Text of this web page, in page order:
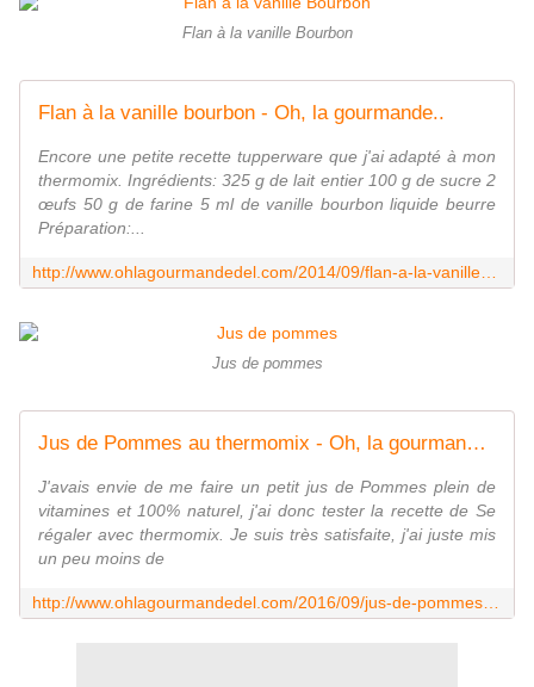
Flan à la vanille Bourbon
Flan à la vanille bourbon - Oh, la gourmande..
Encore une petite recette tupperware que j'ai adapté à mon
thermomix. Ingrédients: 325 g de lait entier 100 g de sucre 2
œufs 50 g de farine 5 ml de vanille bourbon liquide beurre
Préparation:...
Jus de pommes
Jus de Pommes au thermomix - Oh, la gourmande..
J'avais envie de me faire un petit jus de Pommes plein de
vitamines et 100% naturel, j'ai donc tester la recette de Se
régaler avec thermomix. Je suis très satisfaite, j'ai juste mis
un peu moins de